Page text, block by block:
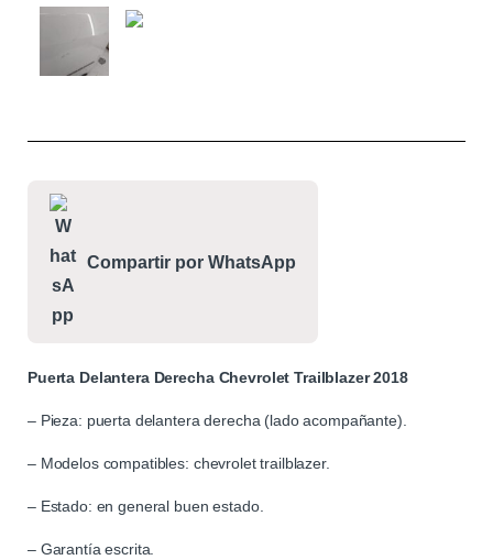
Compartir por WhatsApp
Puerta Delantera Derecha Chevrolet Trailblazer 2018
– Pieza: puerta delantera derecha (lado acompañante).
– Modelos compatibles: chevrolet trailblazer.
– Estado: en general buen estado.
– Garantía escrita.